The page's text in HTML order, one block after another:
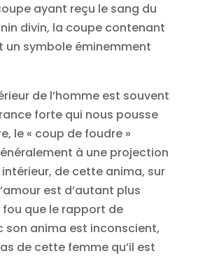
ayant reçu le sang du
divin, la coupe contenant
un symbole éminemment
de l’homme est souvent
forte qui nous pousse
le « coup de foudre »
à une projection
de cette anima, sur
est d’autant plus
que le rapport de
son anima est inconscient,
de cette femme qu’il est